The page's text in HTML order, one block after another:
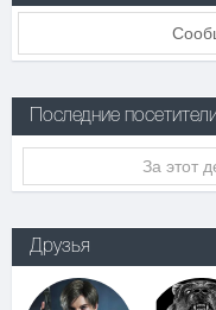
Последние посетители
За этот
Друзья